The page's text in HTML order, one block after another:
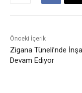
Önceki İçerik
Zigana Tüneli’nde
Devam Ediyor